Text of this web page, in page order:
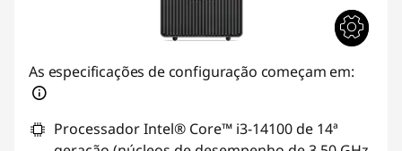
As especificações de configuração começam em:
Processador Intel® Core™ i3-14100 de 14ª